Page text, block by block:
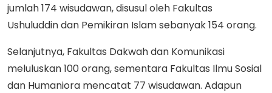
jumlah 174 wisudawan, disusul oleh Fakultas
Ushuluddin dan Pemikiran Islam sebanyak 154 orang.
Selanjutnya, Fakultas Dakwah dan Komunikasi
meluluskan 100 orang, sementara Fakultas Ilmu Sosial
dan Humaniora mencatat 77 wisudawan. Adapun